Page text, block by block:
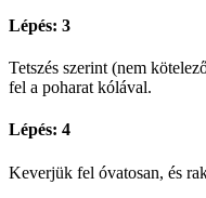
Lépés: 3
Tetszés szerint (nem
fel a poharat kólával.
Lépés: 4
Keverjük fel óvatosan, és